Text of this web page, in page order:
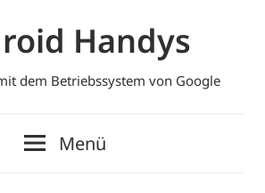
Handys
dem Betriebssystem von Google
Menü